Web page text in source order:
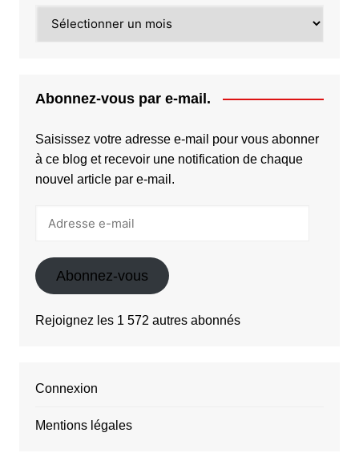
Abonnez-vous par e-mail.
Saisissez votre adresse e-mail pour vous abonner
à ce blog et recevoir une notification de chaque
nouvel article par e-mail.
Abonnez-vous
Rejoignez les 1 572 autres abonnés
Connexion
Mentions légales